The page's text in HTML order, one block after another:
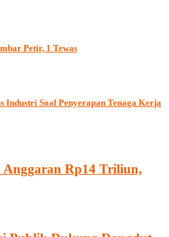
Petir, 1 Tewas
Industri Soal Penyerapan Tenaga Kerja
Anggaran Rp14 Triliun,